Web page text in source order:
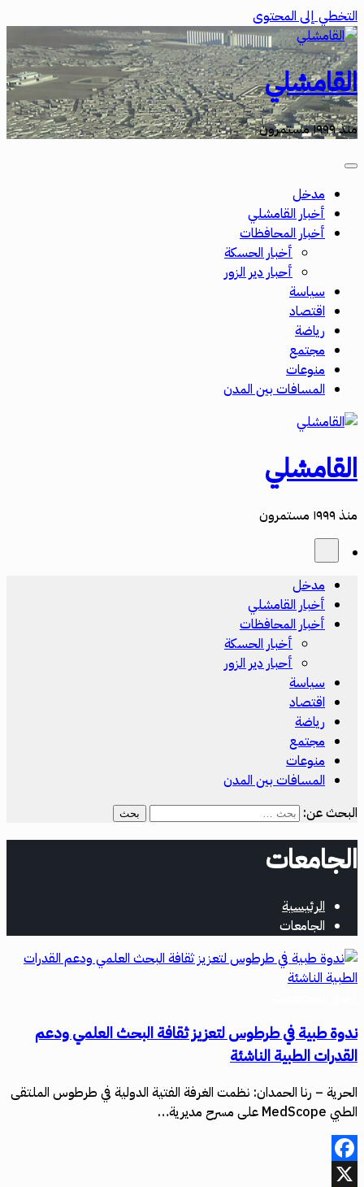
التخطي إلى المحتوى
القامشلي
منذ ١٩٩٩ مستمرون
مدخل
أخبار القامشلي
أخبار المحافظات
أخبار الحسكة
أحبار دير الزور
سياسة
اقتصاد
رياضة
مجتمع
منوعات
المسافات بين المدن
القامشلي
منذ ١٩٩٩ مستمرون
مدخل
أخبار القامشلي
أخبار المحافظات
أخبار الحسكة
أحبار دير الزور
سياسة
اقتصاد
رياضة
مجتمع
منوعات
المسافات بين المدن
البحث عن:
الجامعات
الرئيسية
الجامعات
ندوة طبية في طرطوس لتعزيز ثقافة البحث العلمي ودعم
القدرات الطبية الناشئة
الحرية – رنا الحمدان: نظمت الغرفة الفتية الدولية في طرطوس الملتقى
الطبي MedScope على مسرح مديرية…
Facebook